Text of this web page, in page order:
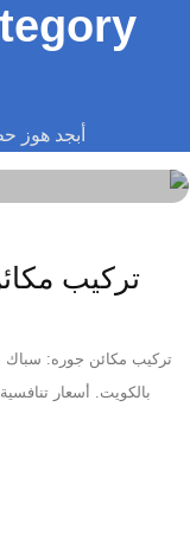
أبجد هوز
مكائن جوره: سباك
بالكويت. أسعار تنافسية، عمل